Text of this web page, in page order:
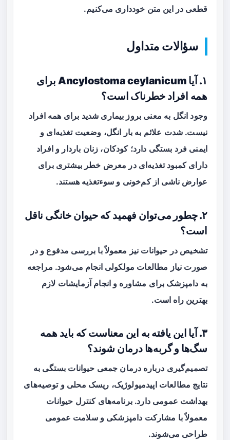
قطعی در این متن خودداری می‌کنیم.
سؤالات متداول
۱. آیا Ancylostoma ceylanicum برای
همه افراد خطرناک است؟
وجود انگل به معنی بروز بیماری شدید برای همه افراد
نیست. شدت علائم به بار انگل، وضعیت تغذیه‌ای و
ایمنی فرد بستگی دارد؛ کودکان، زنان باردار و افراد
دارای کمبود تغذیه‌ای در معرض خطر بیشتری برای
عوارض ناشی از کم‌خونی و سوءتغذیه هستند.
۲. چطور می‌توان فهمید که حیوان خانگی ناقل
است؟
تشخیص در حیوانات نیز معمولاً با بررسی مدفوع و در
صورت نیاز مطالعات مولکولی انجام می‌شود. مراجعه
به دامپزشک برای مشاوره و انجام آزمایشات لازم
بهترین راه است.
۳. آیا این یافته به این معناست که باید همه
سگ‌ها و گربه‌ها درمان شوند؟
تصمیم‌گیری درباره درمان جمعی حیوانات بستگی به
نتایج مطالعات اپیدمیولوژیک، ریسک محلی و توصیه‌های
بهداشت عمومی دارد. برنامه‌های کنترل حیوانات
معمولاً با مشارکت دامپزشکی و سلامت عمومی
طراحی می‌شوند.